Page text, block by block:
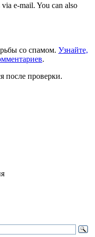
e-mail. You can also
со спамом. Узнайте,
.
после проверки.